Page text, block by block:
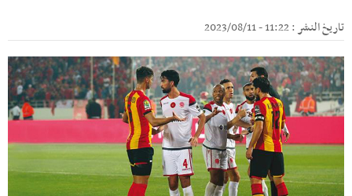
تاريخ النشر : 11:22 - 2023/08/11